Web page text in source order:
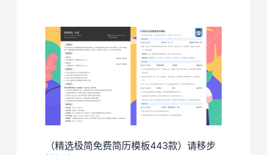
（精选极简免费简历模板443款）请移步